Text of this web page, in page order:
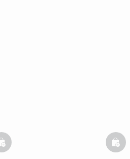
basketfull